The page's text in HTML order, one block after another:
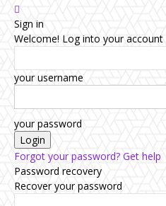
Sign in
Welcome! Log into your account
your username
your password
Forgot your password? Get help
Password recovery
Recover your password